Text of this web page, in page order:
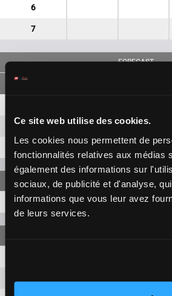
Ce site web utilise des cookies.
Les cookies nous permettent de
fonctionnalités relatives aux médias
également des informations sur
sociaux, de publicité et d'analyse,
informations que vous leur avez
de leurs services.
6
7
FORECAST
8-6
8-4-6